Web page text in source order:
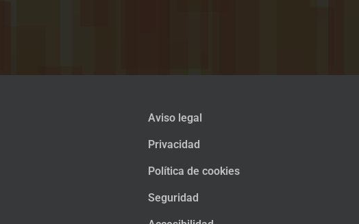
Aviso legal
Privacidad
Política de cookies
Seguridad